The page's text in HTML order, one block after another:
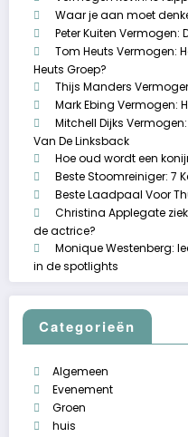
Waar je aan moet
Peter Kuiten Vermogen:
Tom Heuts Vermogen:
Heuts Groep?
Thijs Manders
Mark Ebing Vermogen:
Mitchell Dijks
Van De Linksback
Hoe oud wordt een
Beste Stoomreiniger: 7
Beste Laadpaal Voor
Christina Applegate
de actrice?
Monique Westenberg:
in de spotlights
Categorieën
Algemeen
Evenement
Groen
huis